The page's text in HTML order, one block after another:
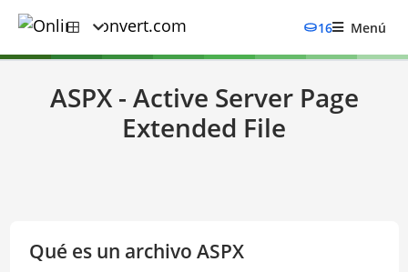
16 Menú
ASPX - Active Server Page
Extended File
Qué es un archivo ASPX